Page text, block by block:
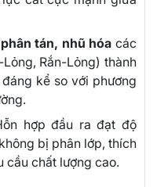
phân tán, nhũ hóa các
Rắn-Lỏng) thành
kể so với phương
hợp đầu ra đạt độ
bị phân lớp, thích
cầu chất lượng cao.